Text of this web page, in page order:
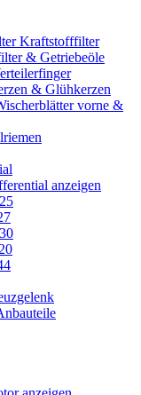
Kraftstofffilter
& Getriebeöle
& Glühkerzen
vorne &
anzeigen